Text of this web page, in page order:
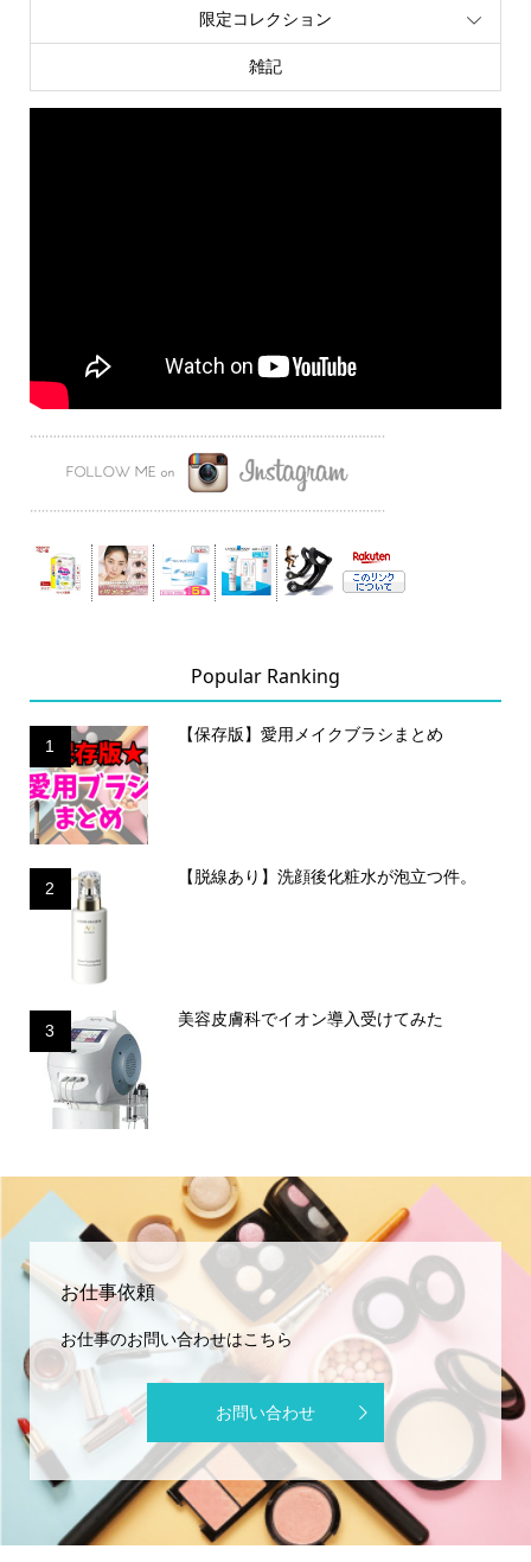
限定コレクション
雑記
Popular Ranking
1
【保存版】愛用メイクブラシまとめ
2
【脱線あり】洗顔後化粧水が泡立つ件。
3
美容皮膚科でイオン導入受けてみた
お仕事依頼
お仕事のお問い合わせはこちら
お問い合わせ